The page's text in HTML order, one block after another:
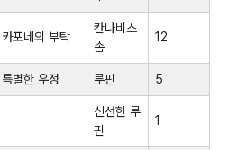
카포네의 부탁
칸나비스
솜
12
특별한 우정 루핀 5
신선한 루
핀
1